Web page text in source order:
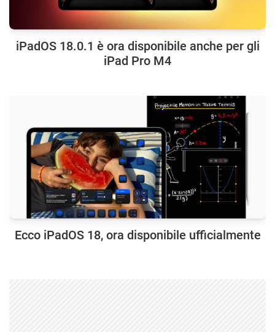
iPadOS 18.0.1 è ora disponibile anche per gli
iPad Pro M4
Ecco iPadOS 18, ora disponibile ufficialmente